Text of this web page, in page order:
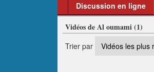
Discussion en ligne
Vidéos de Al oumami (1)
Trier par